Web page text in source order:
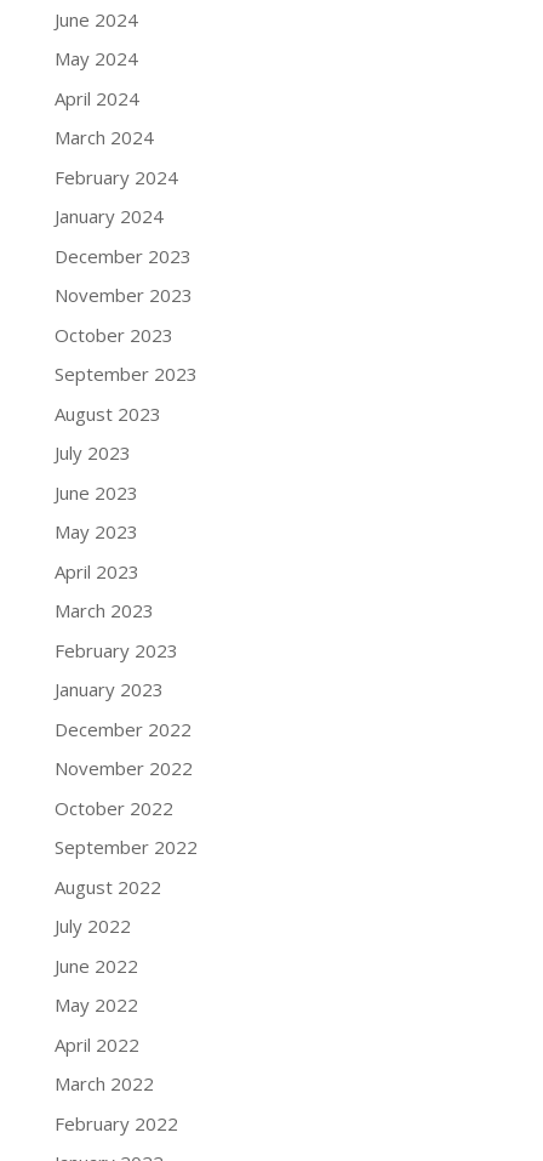
June 2024
May 2024
April 2024
March 2024
February 2024
January 2024
December 2023
November 2023
October 2023
September 2023
August 2023
July 2023
June 2023
May 2023
April 2023
March 2023
February 2023
January 2023
December 2022
November 2022
October 2022
September 2022
August 2022
July 2022
June 2022
May 2022
April 2022
March 2022
February 2022